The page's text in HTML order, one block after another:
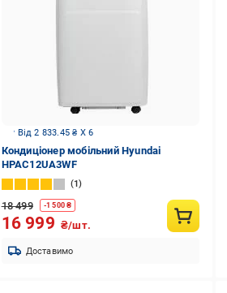
Від 2 833.45 ₴ X 6
Кондиціонер мобільний Hyundai
HPAC12UA3WF
1
18 499 -1 500 ₴
16 999 ₴/шт.
Доставимо